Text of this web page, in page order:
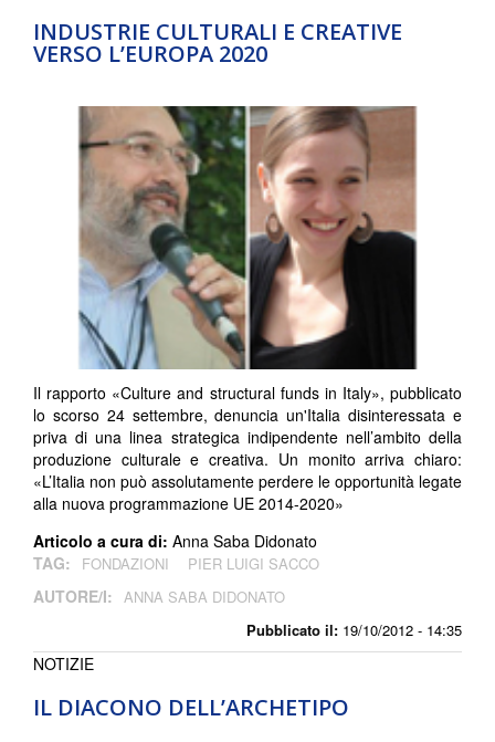
INDUSTRIE CULTURALI E CREATIVE
VERSO L’EUROPA 2020
Pubblicato il: 19/10/2012 - 14:35
Il rapporto «Culture and structural funds in Italy», pubblicato
lo scorso 24 settembre, denuncia un'Italia disinteressata e
priva di una linea strategica indipendente nell’ambito della
produzione culturale e creativa. Un monito arriva chiaro:
«L’Italia non può assolutamente perdere le opportunità legate
alla nuova programmazione UE 2014-2020»
Articolo a cura di: Anna Saba Didonato
TAG:
FONDAZIONI PIER LUIGI SACCO
AUTORE/I: ANNA SABA DIDONATO
IL DIACONO DELL’ARCHETIPO
NOTIZIE